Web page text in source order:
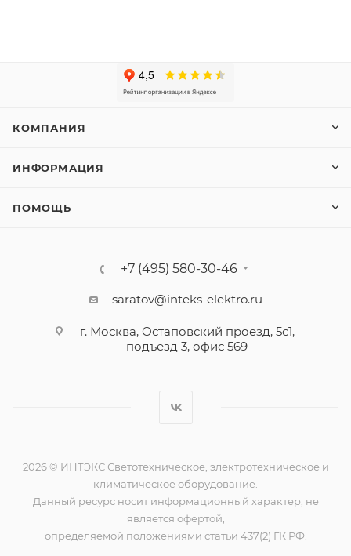
КОМПАНИЯ
ИНФОРМАЦИЯ
ПОМОЩЬ
+7 (495) 580-30-46
saratov@inteks-elektro.ru
г. Москва, Остаповский проезд, 5с1,
подъезд 3, офис 569
2026 © ИНТЭКС Светотехническое, электротехническое и
климатическое оборудование.
Данный ресурс носит информационный характер, не
является офертой,
определяемой положениями статьи 437(2) ГК РФ.